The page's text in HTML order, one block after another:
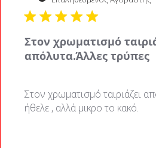
Στον χρωματισμό
απόλυτα.Άλλες τρύπες
Στον χρωματισμό ταιριάζει
ήθελε , αλλά μικρο το κακό.